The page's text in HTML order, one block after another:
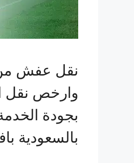
نقل عفش من
وارخص نقل
بجودة
بالسعودية